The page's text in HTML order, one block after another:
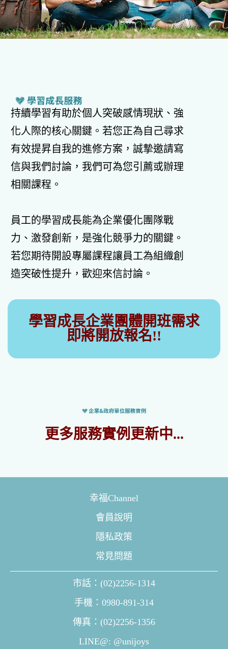
持續學習有助於個人突破感情現狀、強
化人際的核心關鍵。若您正為自己尋求
有效提昇自我的進修方案，誠摯邀請寫
信與我們討論，我們可為您引薦或辦理
相關課程。
員工的學習成長能為企業優化團隊戰
力、激發創新，是強化競爭力的關鍵。
若您期待開設專屬課程讓員工為組織創
造突破性提升，歡迎來信討論。
學習成長企業團體開班需求
即將開放報名!!
更多服務實例更新中...
幸福Channel
會員說明
隱私政策
常見問題
市話：(02)2256-1314
手機：0980-891-314
傳真：(02)2256-1356
LINE@: @unijoys